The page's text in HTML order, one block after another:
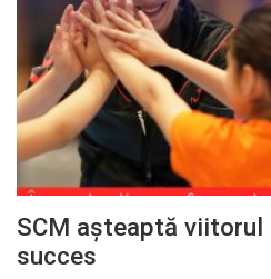
SCM așteaptă
succes